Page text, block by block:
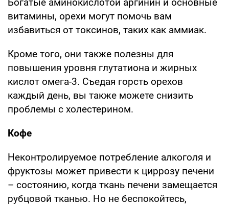
витамины, орехи могут помочь вам
избавиться от токсинов, таких как аммиак.
Кроме того, они также полезны для
повышения уровня глутатиона и жирных
кислот омега-3. Съедая горсть орехов
каждый день, вы также можете снизить
проблемы с холестерином.
Кофе
Неконтролируемое потребление алкоголя и
фруктозы может привести к циррозу печени
– состоянию, когда ткань печени замещается
рубцовой тканью. Но не беспокойтесь,